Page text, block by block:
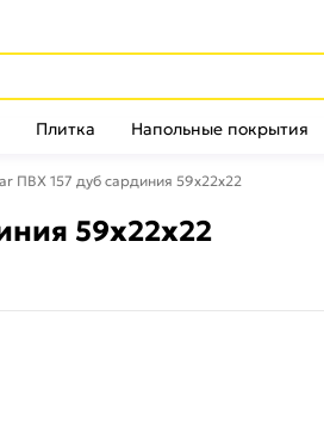
Плитка Напольные покрытия
ПВХ 157 дуб сардиния 59x22x22
59x22x22